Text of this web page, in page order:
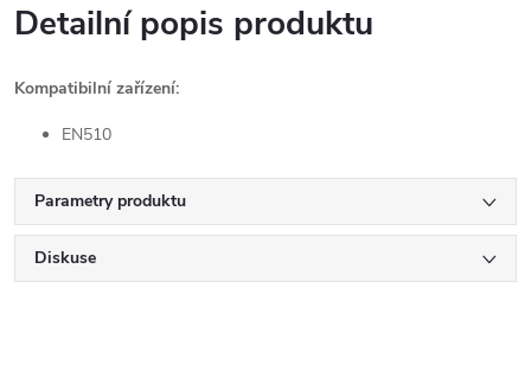
Detailní popis produktu
Kompatibilní zařízení:
EN510
Parametry produktu
Diskuse